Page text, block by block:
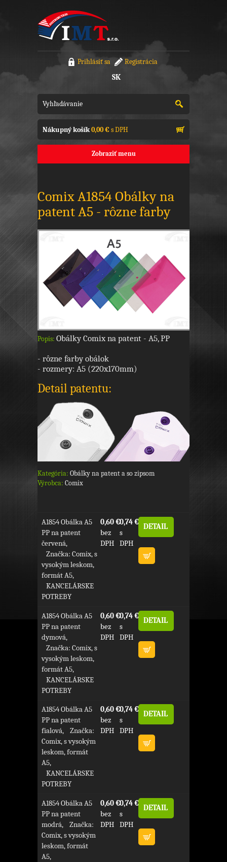
Prihlásiť sa Registrácia
SK
Nákupný košík0,00 €s DPH
Zobraziť menu
Comix A1854 Obálky na
patent A5 - rôzne farby
Popis: Obálky Comix na patent - A5, PP
- rôzne farby obálok
- rozmery: A5 (220x170mm)
Detail patentu:
Kategória: Obálky na patent a so zipsom
Výrobca: Comix
A1854 Obálka A5
PP na patent
červená,
Značka: Comix, s
vysokým leskom,
formát A5,
KANCELÁRSKE
POTREBY
0,60 €
bez
DPH
0,74 €
s
DPH
DETAIL
A1854 Obálka A5
PP na patent
dymová,
Značka: Comix, s
vysokým leskom,
formát A5,
KANCELÁRSKE
POTREBY
0,60 €
bez
DPH
0,74 €
s
DPH
DETAIL
A1854 Obálka A5
PP na patent
fialová, Značka:
Comix, s vysokým
leskom, formát
A5,
KANCELÁRSKE
POTREBY
0,60 €
bez
DPH
0,74 €
s
DPH
DETAIL
A1854 Obálka A5
PP na patent
modrá, Značka:
Comix, s vysokým
leskom, formát
A5,
0,60 €
bez
DPH
0,74 €
s
DPH
DETAIL